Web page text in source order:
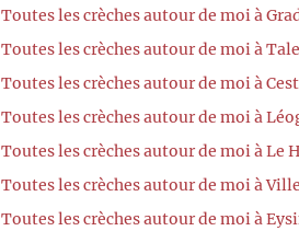
Toutes les crèches autour de moi à
Toutes les crèches autour de moi à
Toutes les crèches autour de moi à
Toutes les crèches autour de moi à
Toutes les crèches autour de moi à Le
Toutes les crèches autour de moi à
Toutes les crèches autour de moi à